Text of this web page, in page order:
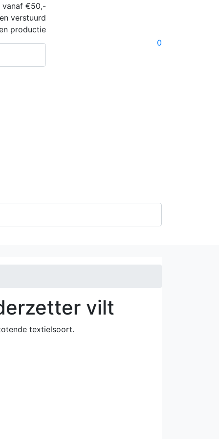
vanaf €50,-
verstuurd
productie
0
vilt
textielsoort.